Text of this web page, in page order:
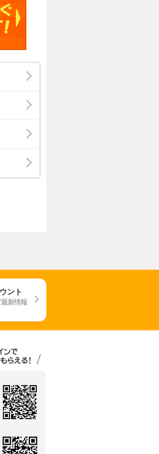
ント
新情報